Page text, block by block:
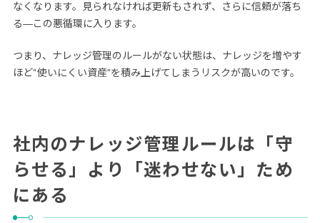
なくなります。見られなければ更新もされず、さらに信頼が落ち
る―この悪循環に入ります。
つまり、ナレッジ管理のルールがない状態は、ナレッジを増やす
ほど“使いにくい資産”を積み上げてしまうリスクが高いのです。
社内のナレッジ管理ルールは「守
らせる」より「迷わせない」ため
にある